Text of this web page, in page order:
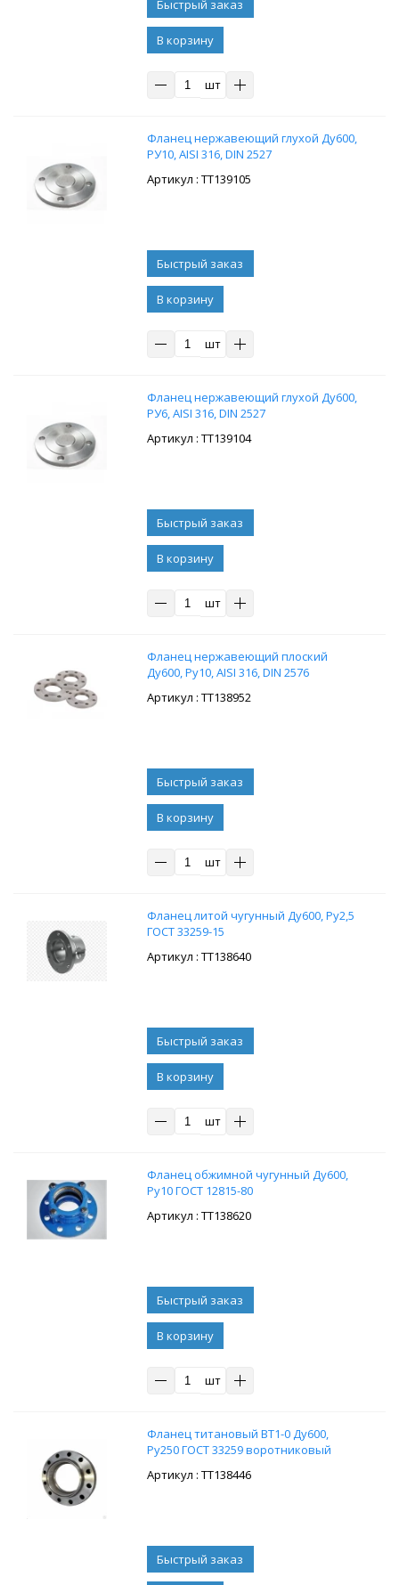
В корзину
шт
Фланец нержавеющий глухой Ду600,
РУ10, AISI 316, DIN 2527
: ТТ139105
В корзину
шт
Фланец нержавеющий глухой Ду600,
РУ6, AISI 316, DIN 2527
: ТТ139104
В корзину
шт
Фланец нержавеющий плоский
Ду600, Ру10, AISI 316, DIN 2576
: ТТ138952
В корзину
шт
Фланец литой чугунный Ду600, Ру2,5
ГОСТ 33259-15
: ТТ138640
В корзину
шт
Фланец обжимной чугунный Ду600,
Ру10 ГОСТ 12815-80
: ТТ138620
В корзину
шт
Фланец титановый ВТ1-0 Ду600,
Ру250 ГОСТ 33259 воротниковый
: ТТ138446